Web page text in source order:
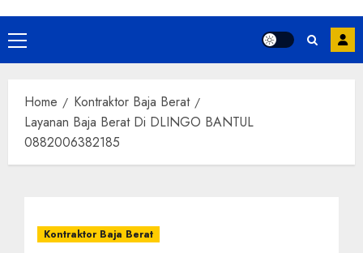
Primary
Menu
Home
Kontraktor Baja Berat
Layanan Baja Berat Di DLINGO BANTUL
0882006382185
Kontraktor Baja Berat